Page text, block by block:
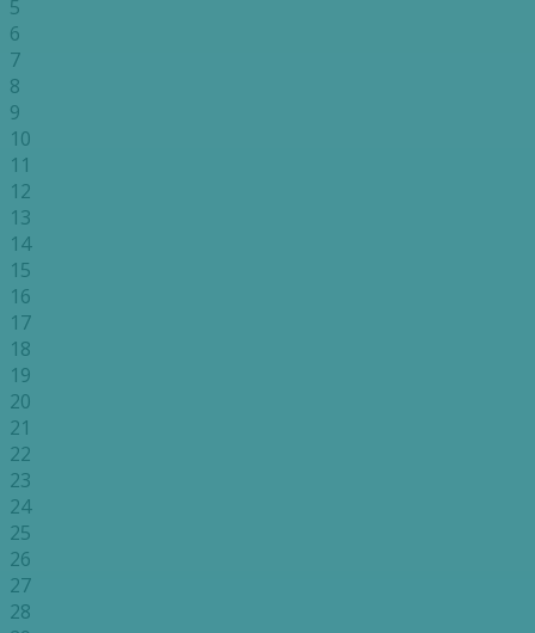
5
6
7
8
9
10
11
12
13
14
15
16
17
18
19
20
21
22
23
24
25
26
27
28